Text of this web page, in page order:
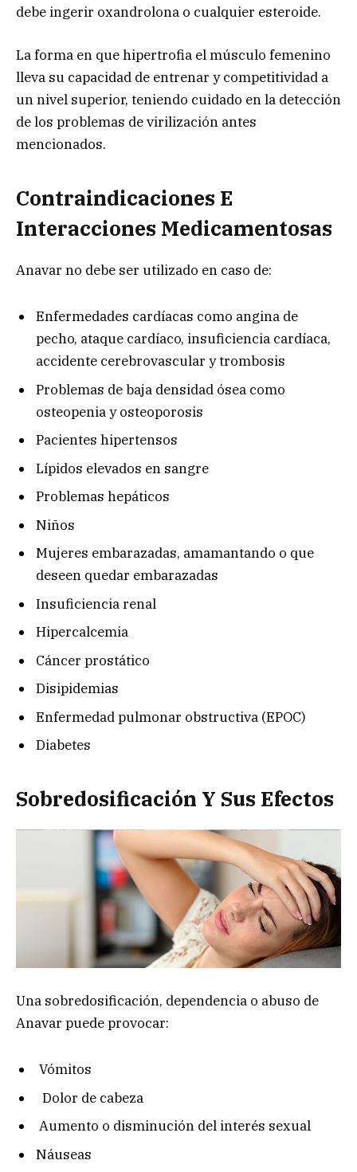
debe ingerir oxandrolona o cualquier esteroide.
La forma en que hipertrofia el músculo femenino
lleva su capacidad de entrenar y competitividad a
un nivel superior, teniendo cuidado en la detección
de los problemas de virilización antes
mencionados.
Contraindicaciones E
Interacciones Medicamentosas
Anavar no debe ser utilizado en caso de:
Enfermedades cardíacas como angina de
pecho, ataque cardíaco, insuficiencia cardíaca,
accidente cerebrovascular y trombosis
Problemas de baja densidad ósea como
osteopenia y osteoporosis
Pacientes hipertensos
Lípidos elevados en sangre
Problemas hepáticos
Niños
Mujeres embarazadas, amamantando o que
deseen quedar embarazadas
Insuficiencia renal
Hipercalcemia
Cáncer prostático
Disipidemias
Enfermedad pulmonar obstructiva (EPOC)
Diabetes
Sobredosificación Y Sus Efectos
Una sobredosificación, dependencia o abuso de
Anavar puede provocar:
Vómitos
Dolor de cabeza
Aumento o disminución del interés sexual
Náuseas